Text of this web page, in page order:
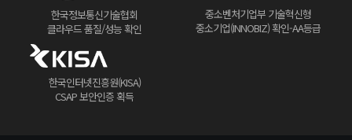
한국정보통신기술협회
클라우드 품질/성능 확인
중소벤처기업부 기술혁신형
중소기업(INNOBIZ) 확인-AA등급
한국인터넷진흥원(KISA)
CSAP 보안인증 획득